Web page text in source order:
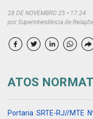
28 DE NOVEMBRO 25
17:24
por Superintendência de
ATOS
Portaria SRTE-RJ//MTE